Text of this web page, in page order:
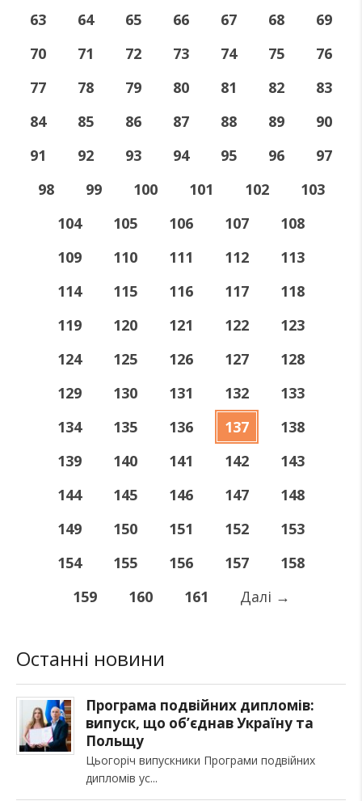
63
64 65 66 67 68
69
70
71 72 73 74 75
76
77
78 79 80 81 82
83
84
85 86 87 88 89
90
91
92 93 94 95 96
97
98
99 100 101 102
103
104
105 106 107
108
109
110 111 112
113
114
115 116 117
118
119
120 121 122
123
124
125 126 127
128
129
130 131 132
133
134
135 136 137
138
139
140 141 142
143
144
145 146 147
148
149
150 151 152
153
154
155 156 157
158
159
160 161 Далі →
Останні новини
Програма подвійних дипломів:
випуск, що об’єднав Україну та
Польщу
Цьогоріч випускники Програми подвійних
дипломів ус